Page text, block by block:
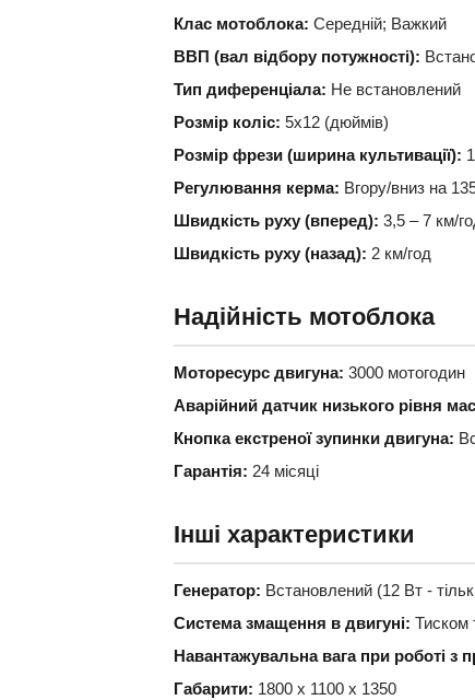
Клас мотоблока: Середній; Важкий
ВВП (вал відбору потужності):
Тип диференціала: Не встановлений
Розмір коліс: 5х12 (дюймів)
Розмір фрези (ширина культивації):
Регулювання керма: Вгору/вниз на
Швидкість руху (вперед): 3,5 – 7 км/
Швидкість руху (назад): 2 км/год
Надійність мотоблока
Моторесурс двигуна: 3000 мотогодин
Аварійний датчик низького рівня
Кнопка екстреної зупинки двигуна:
Гарантія: 24 місяці
Інші характеристики
Генератор: Встановлений (12 Вт -
Система змащення в двигуні: Тиском
Навантажувальна вага при роботі з
Габарити: 1800 х 1100 х 1350